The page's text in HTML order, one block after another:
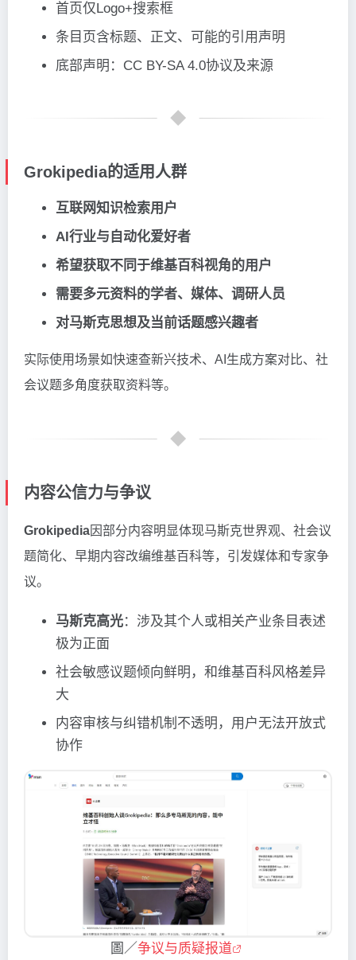
首页仅Logo+搜索框
条目页含标题、正文、可能的引用声明
底部声明：CC BY-SA 4.0协议及来源
Grokipedia的适用人群
互联网知识检索用户
AI行业与自动化爱好者
希望获取不同于维基百科视角的用户
需要多元资料的学者、媒体、调研人员
对马斯克思想及当前话题感兴趣者
实际使用场景如快速查新兴技术、AI生成方案对比、社
会议题多角度获取资料等。
内容公信力与争议
Grokipedia因部分内容明显体现马斯克世界观、社会议
题简化、早期内容改编维基百科等，引发媒体和专家争
议。
马斯克高光：涉及其个人或相关产业条目表述
极为正面
社会敏感议题倾向鲜明，和维基百科风格差异
大
内容审核与纠错机制不透明，用户无法开放式
协作
圖／争议与质疑报道